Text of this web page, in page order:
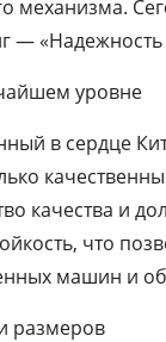
механизма.
—
уровне
в сердце
качества и
что
машин и
размеров